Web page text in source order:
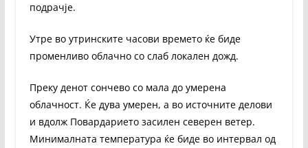
подрачје.
Утре во утринските часови времето ќе биде
променливо облачно со слаб локален дожд.
Преку денот сончево со мала до умерена
облачност. Ќе дува умерен, а во источните делови
и вдолж Повардарието засилен северен ветер.
Минималната температура ќе биде во интервал од